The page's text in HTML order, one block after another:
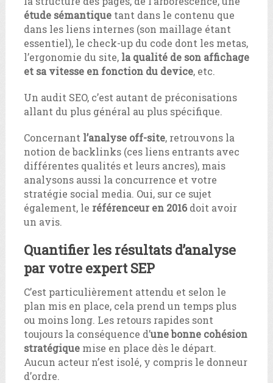
étude sémantiquetant dans le contenu que
dans les liens internes (son maillage étant
essentiel), le check-up du code dont les metas,
l’ergonomie du site,la qualité de son affichage
et sa vitesse en fonction du device, etc.
Un audit SEO, c’est autant de préconisations
allant du plus général au plus spécifique.
Concernant l’analyse off-site, retrouvons la
notion de backlinks (ces liens entrants avec
différentes qualités et leurs ancres), mais
analysons aussi la concurrence et votre
stratégie social media. Oui, sur ce sujet
également, le référenceur en 2016doit avoir
un avis.
Quantifier les résultats d’analyse
par votre expert SEP
C’est particulièrement attendu et selon le
plan mis en place, cela prend un temps plus
ou moins long. Les retours rapides sont
toujours la conséquence d’une bonne cohésion
stratégiquemise en place dès le départ.
Aucun acteur n’est isolé, y compris le donneur
d’ordre.